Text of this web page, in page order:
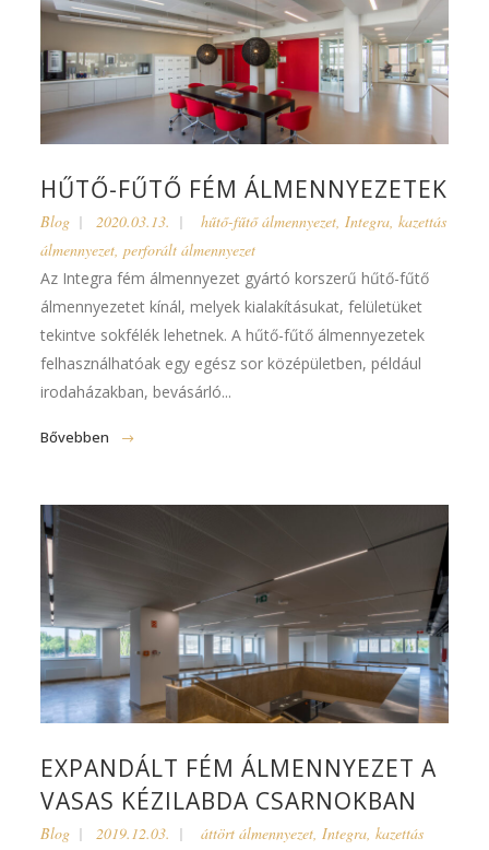
HŰTŐ-FŰTŐ FÉM ÁLMENNYEZETEK
Blog 2020.03.13. hűtő-fűtő álmennyezet,Integra,kazettás
álmennyezet,perforált álmennyezet
Az Integra fém álmennyezet gyártó korszerű hűtő-fűtő
álmennyezetet kínál, melyek kialakításukat, felületüket
tekintve sokfélék lehetnek. A hűtő-fűtő álmennyezetek
felhasználhatóak egy egész sor középületben, például
irodaházakban, bevásárló...
Bővebben
EXPANDÁLT FÉM ÁLMENNYEZET A
VASAS KÉZILABDA CSARNOKBAN
Blog 2019.12.03. áttört álmennyezet,Integra,kazettás